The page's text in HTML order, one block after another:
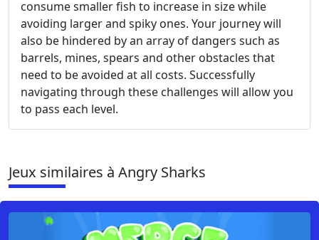
consume smaller fish to increase in size while
avoiding larger and spiky ones. Your journey will
also be hindered by an array of dangers such as
barrels, mines, spears and other obstacles that
need to be avoided at all costs. Successfully
navigating through these challenges will allow you
to pass each level.
Jeux similaires à Angry Sharks